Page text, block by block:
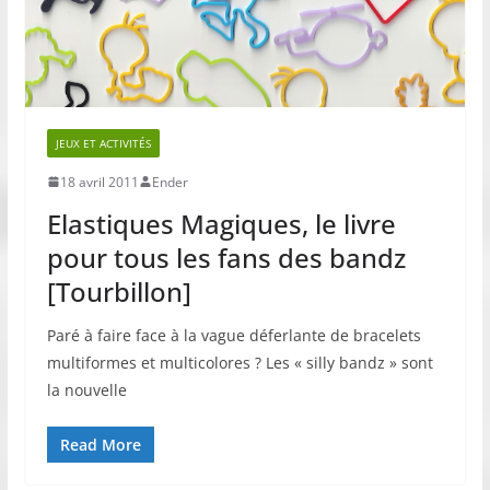
JEUX ET ACTIVITÉS
18 avril 2011 Ender
Elastiques Magiques, le livre
pour tous les fans des bandz
[Tourbillon]
Paré à faire face à la vague déferlante de bracelets
multiformes et multicolores ? Les « silly bandz » sont
la nouvelle
Read More